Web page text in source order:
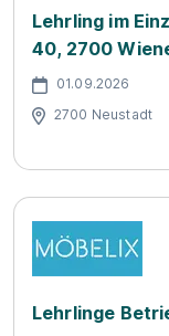
Lehrling im
40, 2700
01.09.2026
2700 Neustadt
Lehrlinge